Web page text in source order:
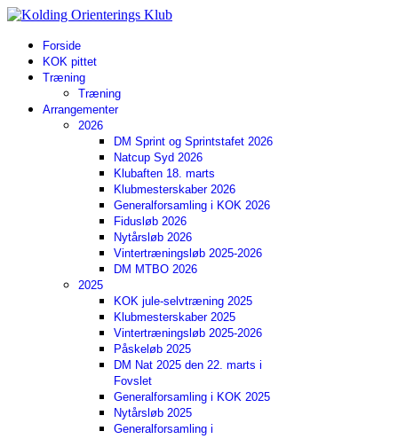
Forside
KOK pittet
Træning
Træning
Arrangementer
2026
DM Sprint og Sprintstafet 2026
Natcup Syd 2026
Klubaften 18. marts
Klubmesterskaber 2026
Generalforsamling i KOK 2026
Fidusløb 2026
Nytårsløb 2026
Vintertræningsløb 2025-2026
DM MTBO 2026
2025
KOK jule-selvtræning 2025
Klubmesterskaber 2025
Vintertræningsløb 2025-2026
Påskeløb 2025
DM Nat 2025 den 22. marts i
Fovslet
Generalforsamling i KOK 2025
Nytårsløb 2025
Generalforsamling i